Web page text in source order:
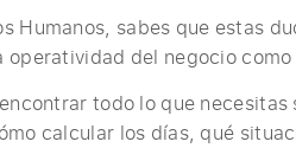
Humanos, sabes que estas
del negocio
todo lo que
calcular los días, qué